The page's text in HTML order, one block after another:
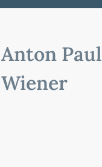
Anton
Wiener